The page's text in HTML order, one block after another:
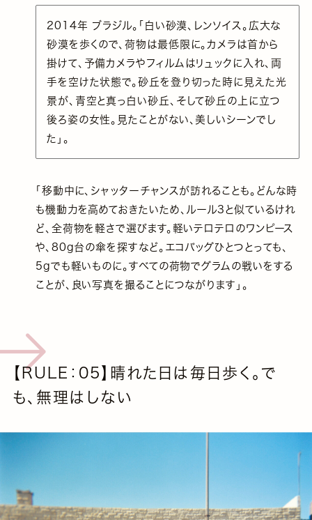
2014年 ブラジル。「白い砂漠、レンソイス。広大な
砂漠を歩くので、荷物は最低限に。カメラは首から
掛けて、予備カメラやフィルムはリュックに入れ、両
手を空けた状態で。砂丘を登り切った時に見えた光
景が、青空と真っ白い砂丘、そして砂丘の上に立つ
後ろ姿の女性。見たことがない、美しいシーンでし
た」。
「移動中に、シャッターチャンスが訪れることも。どんな時
も機動力を高めておきたいため、ルール3と似ているけれ
ど、全荷物を軽さで選びます。軽いテロテロのワンピース
や、80g台の傘を探すなど。エコバッグひとつとっても、
5gでも軽いものに。すべての荷物でグラムの戦いをする
ことが、良い写真を撮ることにつながります」。
【RULE：05】晴れた日は毎日歩く。で
も、無理はしない